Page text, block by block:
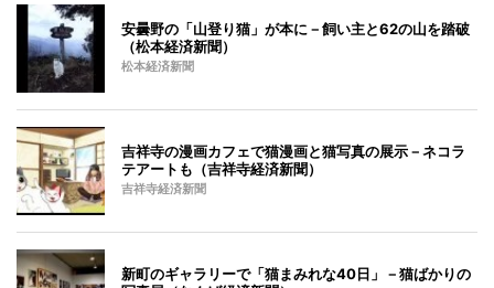
安曇野の「山登り猫」が本に－飼い主と62の山を踏破
（松本経済新聞）
松本経済新聞
吉祥寺の漫画カフェで猫漫画と猫写真の展示－ネコラ
テアートも（吉祥寺経済新聞）
吉祥寺経済新聞
新町のギャラリーで「猫まみれな40日」－猫ばかりの